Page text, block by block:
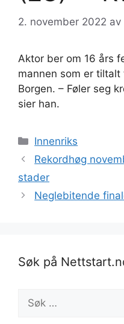
2. november 2022 av
Aktor ber om 16 års
mannen som er
Borgen. – Føler seg
sier han.
Kategorier
Innenriks
Rekordhøg
stader
Neglebitende
Søk på
etter: